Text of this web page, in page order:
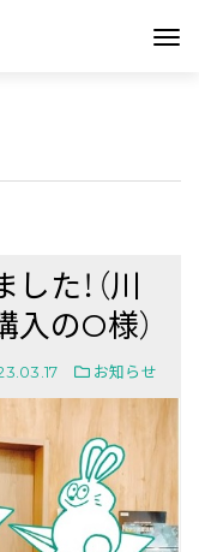
た！（川
のO様）
お知らせ